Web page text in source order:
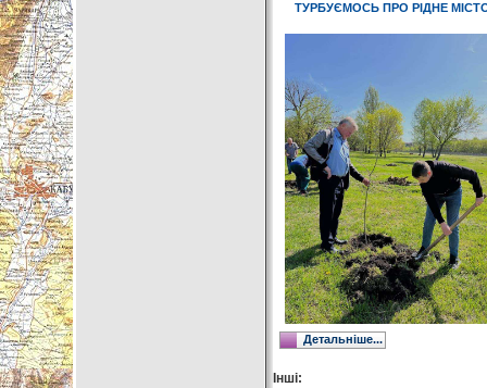
ТУРБУЄМОСЬ ПРО РІДНЕ
Детальніше...
Інші: